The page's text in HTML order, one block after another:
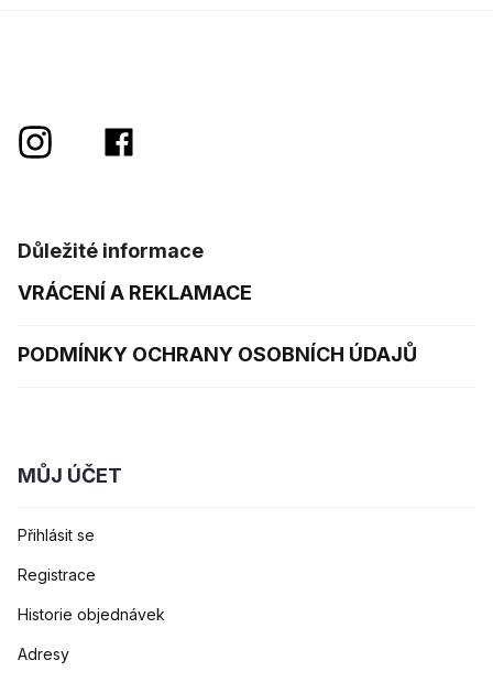
Důležité informace
VRÁCENÍ A REKLAMACE
PODMÍNKY OCHRANY OSOBNÍCH ÚDAJŮ
MŮJ ÚČET
Přihlásit se
Registrace
Historie objednávek
Adresy